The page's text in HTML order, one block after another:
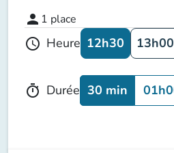
person 1 place
schedule Heure 12h30 13h00
timer Durée 30 min